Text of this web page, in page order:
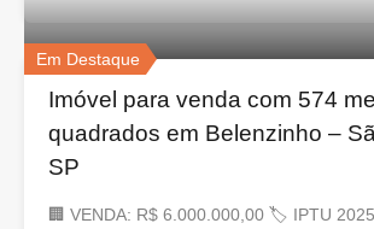
Em Destaque
Imóvel para venda com 574
quadrados em Belenzinho –
SP
🏢 VENDA: R$ 6.000.000,00 🏷 IPTU